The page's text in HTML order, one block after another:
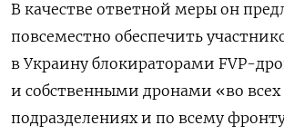
В качестве ответной меры он
повсеместно обеспечить
в Украину блокираторами FVP-
и собственными дронами «во всех
подразделениях и по всему